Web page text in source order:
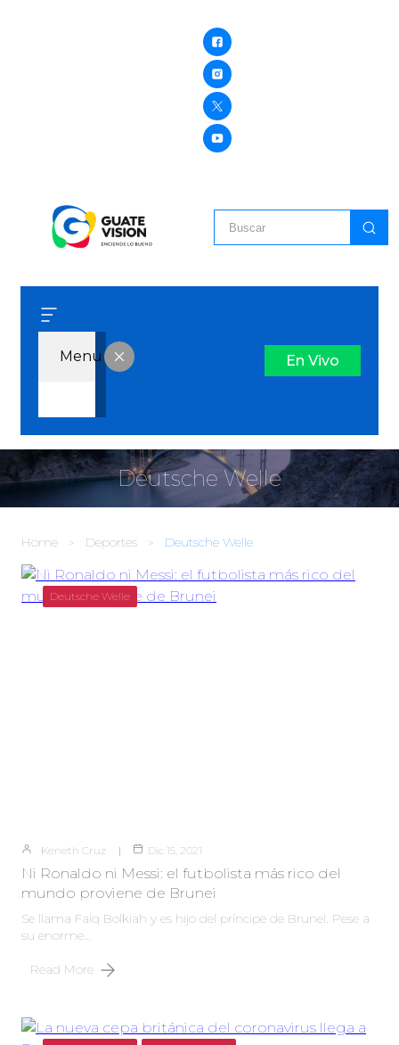
Menu En Vivo
Deutsche Welle
Home Deportes Deutsche Welle
Deutsche Welle
Keneth Cruz Dic 15, 2021
Ni Ronaldo ni Messi: el futbolista más rico del
mundo proviene de Brunei
Se llama Faiq Bolkiah y es hijo del príncipe de Brunei. Pese a
su enorme…
Read More